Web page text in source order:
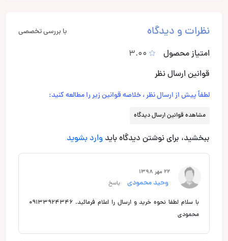
نظرات و دیدگاه با بررسی تخصصی
امتیاز محصول
3.00
قوانین ارسال نظر
لطفاً پیش از ارسال نظر ، خلاصه قوانین زیر را مطالعه کنید:
مشاهده قوانین ارسال دیدگاه
ببخشید، برای نوشتن دیدگاه باید وارد بشوید
22 مهر 1398
وحید محمودی پاسخ
با سلام لطفا نحوه خرید و ارسال را اعلام فرمائید. ۰۹۱۳۳۹۲۴۳۴۶
محمودی